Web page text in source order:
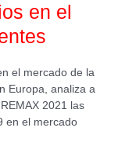
en el
el mercado de la
Europa, analiza a
2021 las
en el mercado